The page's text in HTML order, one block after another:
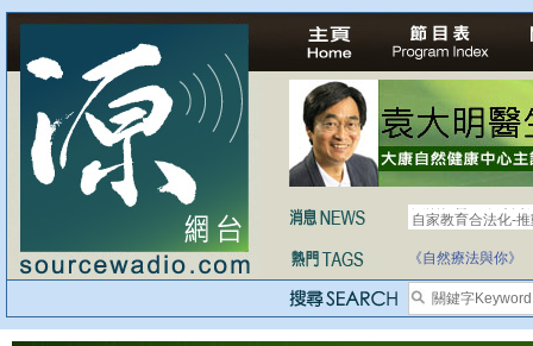
自家教育合法化-
《自然療法與你》